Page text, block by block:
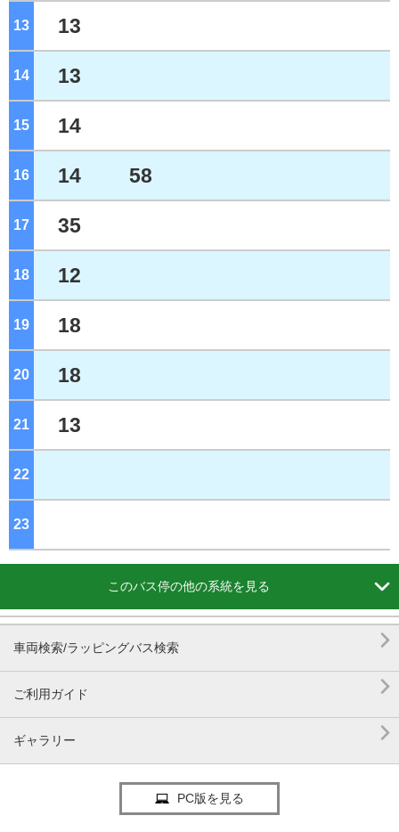
13 13
14 13
15 14
16 14 58
17 35
18 12
19 18
20 18
21 13
22
23
このバス停の他の系統を見る 
車両検索/ラッピングバス検索 
ご利用ガイド 
ギャラリー 
PC版を見る